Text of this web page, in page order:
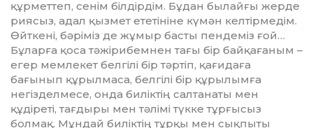
құрметтеп, сенім біл­дірдім. Бұдан былайғы жерде
риясыз, адал қызмет ететініне күмән кел­тір­медім.
Өйт­кені, бәріміз де жұмыр басты пендеміз ғой…
Бұларға қоса тәжірибемнен тағы бір байқағаным –
егер мемлекет бел­гілі бір тәртіп, қағидаға
бағынып құ­рыл­маса, белгілі бір құрылымға
негіздел­месе, онда биліктің салтанаты мен
құдіреті, тағдыры мен тәлімі түк­ке тұрғысыз
болмақ. Мұндай би­лік­тің тұрқы мен сықпыты